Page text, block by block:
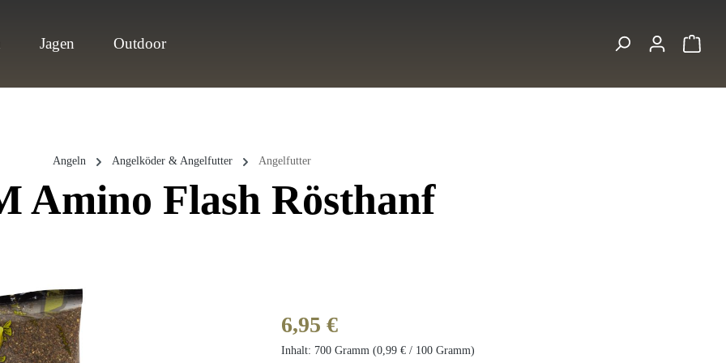
Jagen Outdoor
Angeln Angelköder & Angelfutter Angelfutter
Amino Flash Rösthanf
Regulärer Preis:
6,95 €
Inhalt: 700 Gramm(0,99 € / 100 Gramm)